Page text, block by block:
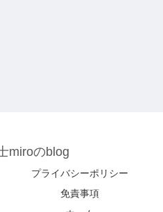
miroのblog
プライバシーポリシー
免責事項